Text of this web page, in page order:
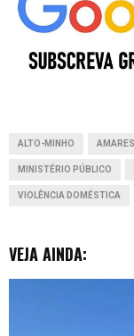
e
b
k
t
s
p
ALTO-MINHO AMARES
MINISTÉRIO PÚBLICO
VIOLÊNCIA DOMÉSTICA
VEJA AINDA: